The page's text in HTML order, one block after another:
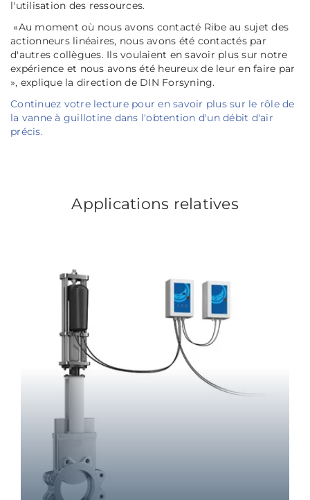
l'utilisation des ressources.
«Au moment où nous avons contacté Ribe au sujet des
actionneurs linéaires, nous avons été contactés par
d'autres collègues. Ils voulaient en savoir plus sur notre
expérience et nous avons été heureux de leur en faire par
», explique la direction de DIN Forsyning.
Continuez votre lecture pour en savoir plus sur le rôle de
la vanne à guillotine dans l'obtention d'un débit d'air
précis.
Applications relatives